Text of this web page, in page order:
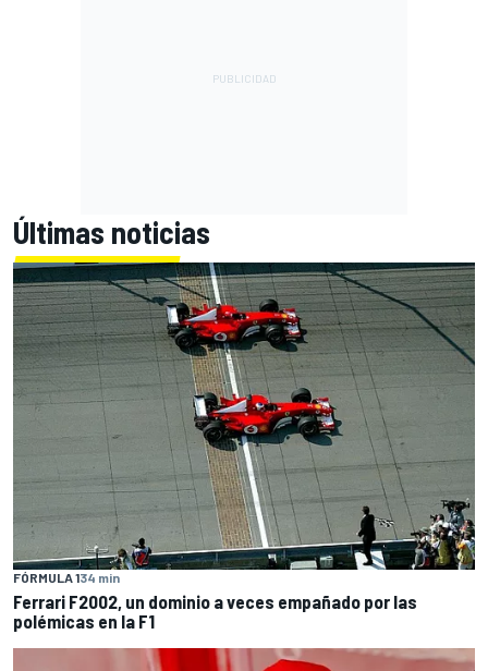
Últimas noticias
FÓRMULA 134 min
Ferrari F2002, un dominio a veces empañado por las
polémicas en la F1